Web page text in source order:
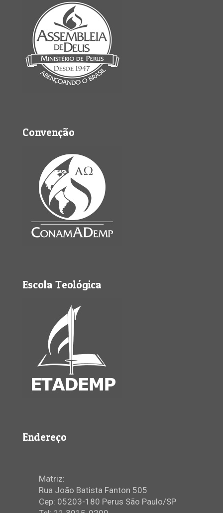
Convenção
Escola Teológica
Endereço
Matriz:
Rua João Batista Fanton 505
Cep: 05203-180 Perus São Paulo/SP